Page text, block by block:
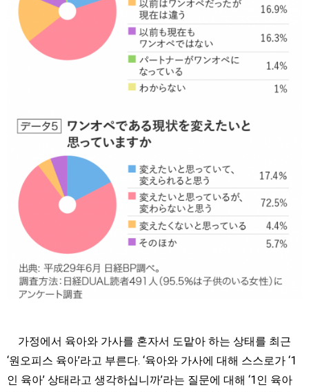
가정에서 육아와 가사를 혼자서 도맡아 하는 상태를 최근
‘원오피스 육아’라고 부른다. ‘육아와 가사에 대해 스스로가 ‘1
인 육아’ 상태라고 생각하십니까’라는 질문에 대해 ‘1인 육아